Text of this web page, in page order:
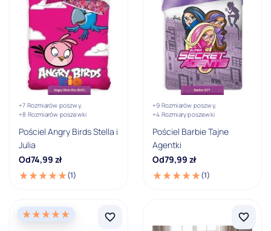
1
+7 Rozmiarów poszwy,
+8 Rozmiarów poszewki
Pościel Angry Birds Stella i
Julia
Od74,99 zł
(1)
+9 Rozmiarów poszwy,
+4 Rozmiary poszewki
Pościel Barbie Tajne
Agentki
Od79,99 zł
(1)